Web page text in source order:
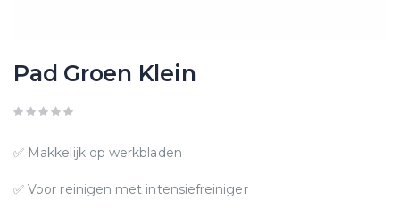
naar
het
van
Pad Groen Klein
✅ Makkelijk op werkbladen
✅ Voor reinigen met intensiefreiniger